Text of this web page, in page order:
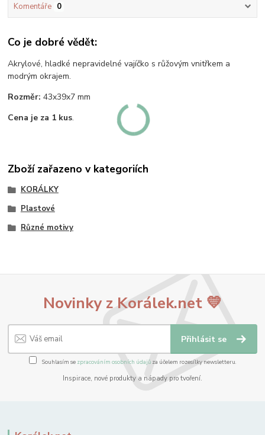
Komentáře 0
Co je dobré vědět:
Akrylové, hladké nepravidelné vajíčko s růžovým vnitřkem a
modrým okrajem.
Rozměr: 43x39x7 mm
Cena je za 1 kus.
Zboží zařazeno v kategoriích
KORÁLKY
Plastové
Různé motivy
Novinky z Korálek.net 💛
Přihlásit se
Souhlasím se zpracováním osobních údajůza účelem rozesílky newsletteru.
Inspirace, nové produkty a nápady pro tvoření.